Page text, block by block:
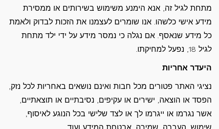
מתחת לגיל זה, אנא הימנע משימוש בשירותים או ממסירת
מידע אישי כלשהו. אנו שומרים לעצמנו את הזכות לבדוק ולאמת
כל מידע שנאסף. אם נגלה כי נמסר מידע על ידי ילד מתחת
לגיל 18, נפעל למחיקתו.
היעדר אחריות
נציגי האתר פטורים מכל חבות ואינם נושאים באחריות לכל נזק,
הפסד או הוצאה, ישירים או עקיפים, נסיבתיים או תוצאתיים,
אשר נגרמו או ייגרמו לך או לצד שלישי בכל הנוגע לאיסוף,